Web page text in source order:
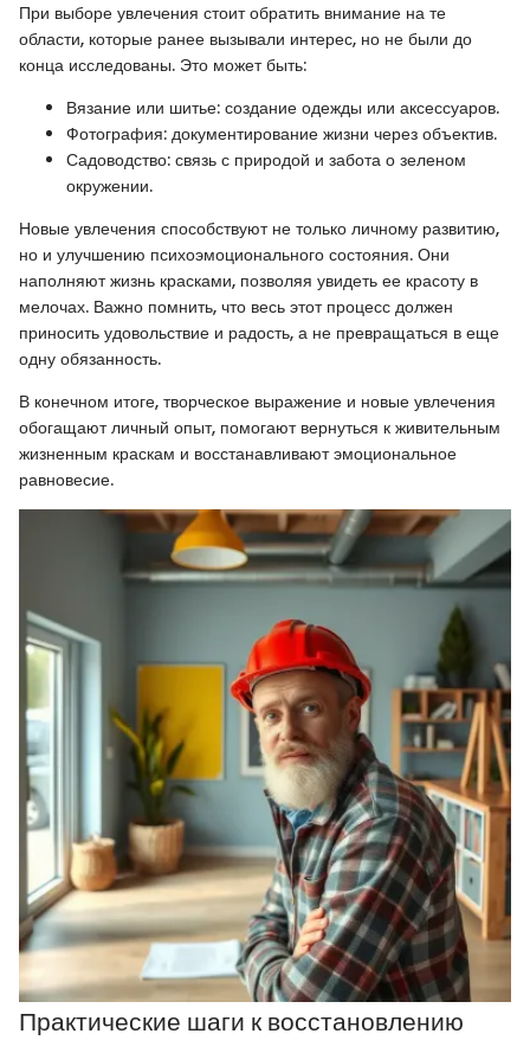
При выборе увлечения стоит обратить внимание на те
области, которые ранее вызывали интерес, но не были до
конца исследованы. Это может быть:
Вязание или шитье: создание одежды или аксессуаров.
Фотография: документирование жизни через объектив.
Садоводство: связь с природой и забота о зеленом
окружении.
Новые увлечения способствуют не только личному развитию,
но и улучшению психоэмоционального состояния. Они
наполняют жизнь красками, позволяя увидеть ее красоту в
мелочах. Важно помнить, что весь этот процесс должен
приносить удовольствие и радость, а не превращаться в еще
одну обязанность.
В конечном итоге, творческое выражение и новые увлечения
обогащают личный опыт, помогают вернуться к живительным
жизненным краскам и восстанавливают эмоциональное
равновесие.
Практические шаги к восстановлению